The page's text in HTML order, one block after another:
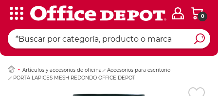
0
Artículos y accesorios de oficina
Accesorios para escritorio
PORTA LAPICES MESH REDONDO OFFICE DEPOT
Ingresar Codigo